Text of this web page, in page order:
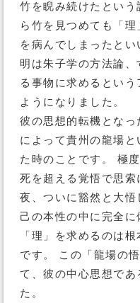
竹を睨み続けたという
ら竹を見つめても「
を病んでしまったと
明は朱子学の方法論
る事物に求めるという
ようになりました。
彼の思想的転機とな
によって貴州の龍場
た時のことです。 極
死を超える覚悟で思索
夜、ついに豁然と大悟
己の本性の中に完全
「理」を求めるのは
です。 この「龍場の
て、彼の中心思想であ
た。